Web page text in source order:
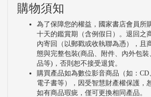
購物須知
為了保障您的權益，國家書店會員所
十天的鑑賞期（含例假日）。退回之
內寄回（以郵戳或收執聯為憑），且
態與完整包裝(商品、附件、內外包
品等)，否則恕不接受退貨。
購買產品如為數位影音商品（如：CD
電子書等），因受智慧財產權保護，
如有商品瑕疵，僅可更換相同產品。